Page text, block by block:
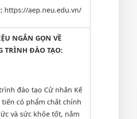
https://aep.neu.edu.vn/
NGẮN GỌN VỀ
TRÌNH ĐÀO TẠO:
đào tạo Cử nhân Kế
có phẩm chất chính
và sức khỏe tốt, nắm